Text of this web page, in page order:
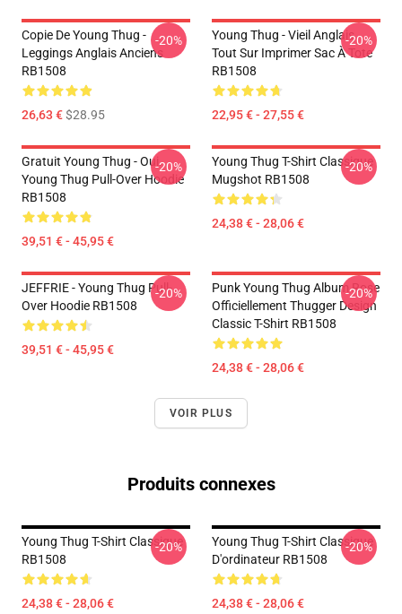
Copie De Young Thug -
Leggings Anglais Anciens
RB1508
26,63 €$28.95
-20%
Young Thug - Vieil Anglais
Tout Sur Imprimer Sac À Tote
RB1508
22,95 € - 27,55 €
-20%
Gratuit Young Thug - Oui.
Young Thug Pull-Over Hoodie
RB1508
39,51 € - 45,95 €
-20%
Young Thug T-Shirt Classique
Mugshot RB1508
24,38 € - 28,06 €
-20%
JEFFRIE - Young Thug Pull-
Over Hoodie RB1508
39,51 € - 45,95 €
-20%
Punk Young Thug Album Rose
Officiellement Thugger Design
Classic T-Shirt RB1508
24,38 € - 28,06 €
-20%
VOIR PLUS
Produits connexes
Young Thug T-Shirt Classique
RB1508
24,38 € - 28,06 €
-20%
Young Thug T-Shirt Classique
D'ordinateur RB1508
24,38 € - 28,06 €
-20%